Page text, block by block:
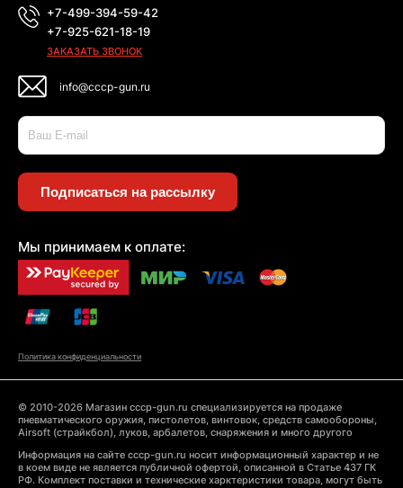
+7-499-394-59-42
+7-925-621-18-19
ЗАКАЗАТЬ ЗВОНОК
info@cccp-gun.ru
Подписаться на рассылку
Мы принимаем к оплате:
Политика конфиденциальности
© 2010-2026 Магазин cccp-gun.ru специализируется на продаже
пневматического оружия, пистолетов, винтовок, средств самообороны,
Airsoft (страйкбол), луков, арбалетов, снаряжения и много другого
Информация на сайте cccp-gun.ru носит информационный характер и не
в коем виде не является публичной офертой, описанной в Статье 437 ГК
РФ. Комплект поставки и технические харктеристики товара, могут быть